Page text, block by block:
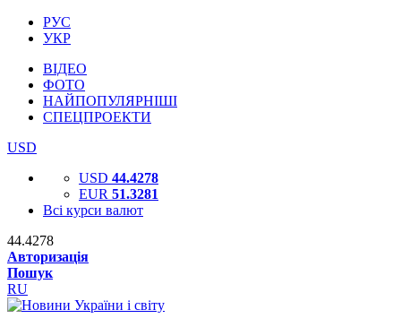
РУС
УКР
ВІДЕО
ФОТО
НАЙПОПУЛЯРНІШІ
СПЕЦПРОЕКТИ
USD
USD 44.4278
EUR 51.3281
Всі курси валют
44.4278
Авторизація
Пошук
RU